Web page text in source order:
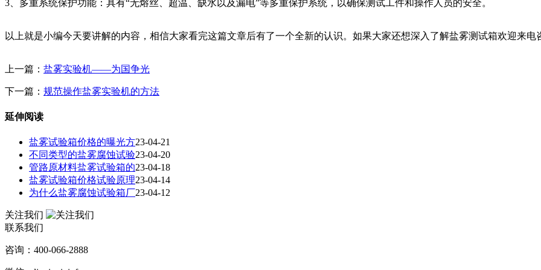
3、多重系统保护功能：具有“无熔丝、超温、缺水以及漏电”等多重保护系统，以确保测试工件和操作人员的安全。
以上就是小编今天要讲解的内容，相信大家看完这篇文章后有了一个全新的认识。如果大家还想深入了解盐雾测试箱欢迎来电
上一篇： 盐雾实验机——为国争光
下一篇： 规范操作盐雾实验机的方法
延伸阅读
盐雾试验箱价格的曝光方23-04-21
不同类型的盐雾腐蚀试验23-04-20
管路原材料盐雾试验箱的23-04-18
盐雾试验箱价格试验原理23-04-14
为什么盐雾腐蚀试验箱厂23-04-12
关注我们
联系我们
咨询：400-066-2888